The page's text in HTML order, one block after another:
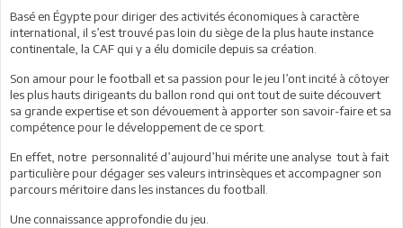
Basé en Égypte pour diriger des activités économiques à caractère
international, il s’est trouvé pas loin du siège de la plus haute instance
continentale, la CAF qui y a élu domicile depuis sa création.
Son amour pour le football et sa passion pour le jeu l’ont incité à côtoyer
les plus hauts dirigeants du ballon rond qui ont tout de suite découvert
sa grande expertise et son dévouement à apporter son savoir-faire et sa
compétence pour le développement de ce sport.
En effet, notre personnalité d’aujourd’hui mérite une analyse tout à fait
particulière pour dégager ses valeurs intrinsèques et accompagner son
parcours méritoire dans les instances du football.
Une connaissance approfondie du jeu.